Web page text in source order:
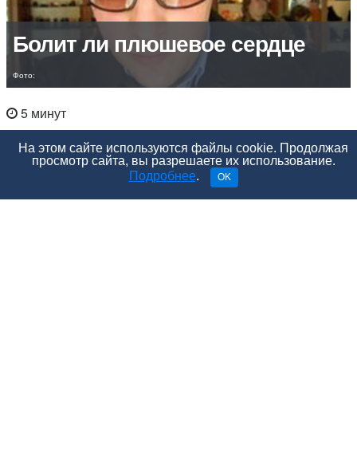
Болит ли плюшевое сердце
Фото:
5 минут
На этом сайте используются файлы cookie. Продолжая
просмотр сайта, вы разрешаете их использование.
Подробнее. OK